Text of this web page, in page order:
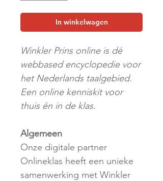
In winkelwagen
Winkler Prins online is dé
webbased encyclopedie voor
het Nederlands taalgebied.
Een online kenniskit voor
thuis én in de klas.
Algemeen
Onze digitale partner
Onlineklas heeft een unieke
samenwerking met Winkler